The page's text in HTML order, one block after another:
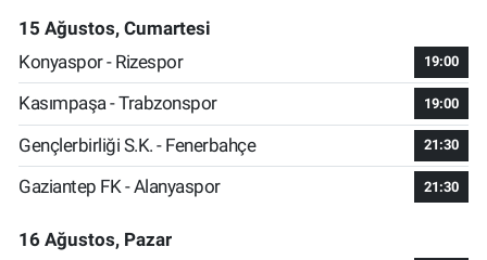
15 Ağustos, Cumartesi
Konyaspor - Rizespor
19:00
Kasımpaşa - Trabzonspor 19:00
Gençlerbirliği S.K. - Fenerbahçe 21:30
Gaziantep FK - Alanyaspor 21:30
16 Ağustos, Pazar